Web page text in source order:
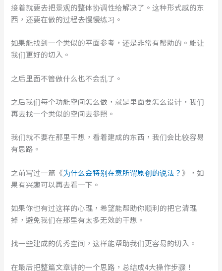
接着就要去把景观的整体协调性给解决了。这种形式感的东
西，还要在做的过程去慢慢练习。
如果能找到一个类似的平面参考，还是非常有帮助的。能让
我们更好的切入。
之后里面不管做什么也不会乱了。
之后我们每个功能空间怎么做，就是里面要怎么设计，我们
再去找一个类似的空间去参照。
我们就不要在那里干想，看着建成的东西，我们会比较容易
有思路。
之前写过一篇《为什么会特别在意所谓原创的说法？》，如
果有兴趣可以再去看一下。
如果你也有过这样的心理，希望能帮助你顺利的把它清理
掉，避免我们在那里有太多无效的干想。
找一些建成的优秀空间，这样能帮助我们更容易的切入。
在最后把整篇文章讲的一个思路，总结成4大操作步骤！